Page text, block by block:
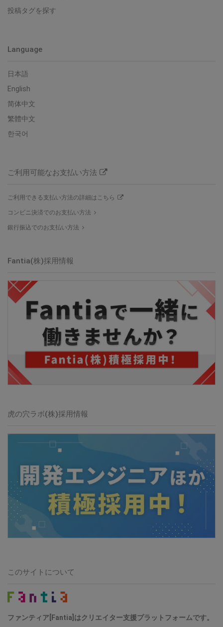
投稿タグを探す
Language
日本語
English
简体中文
繁體中文
한국어
ご利用可能なお支払い方法
ご利用できる支払い方法の詳細はこちら
コンビニ決済でのお支払い方法
銀行振込でのお支払い方法
Fantia(株)採用情報
虎の穴ラボ(株)採用情報
このサイトについて
ファンティア[Fantia]はクリエイター支援プラットフォームです。